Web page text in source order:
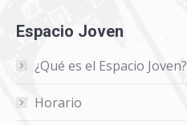
Espacio Joven
¿Qué es el Espacio Joven?
Horario